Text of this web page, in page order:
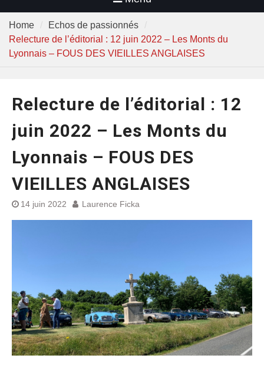
Home
Echos de passionnés
Relecture de l’éditorial : 12 juin 2022 – Les Monts du
Lyonnais – FOUS DES VIEILLES ANGLAISES
Relecture de l’éditorial : 12
juin 2022 – Les Monts du
Lyonnais – FOUS DES
VIEILLES ANGLAISES
14 juin 2022 Laurence Ficka